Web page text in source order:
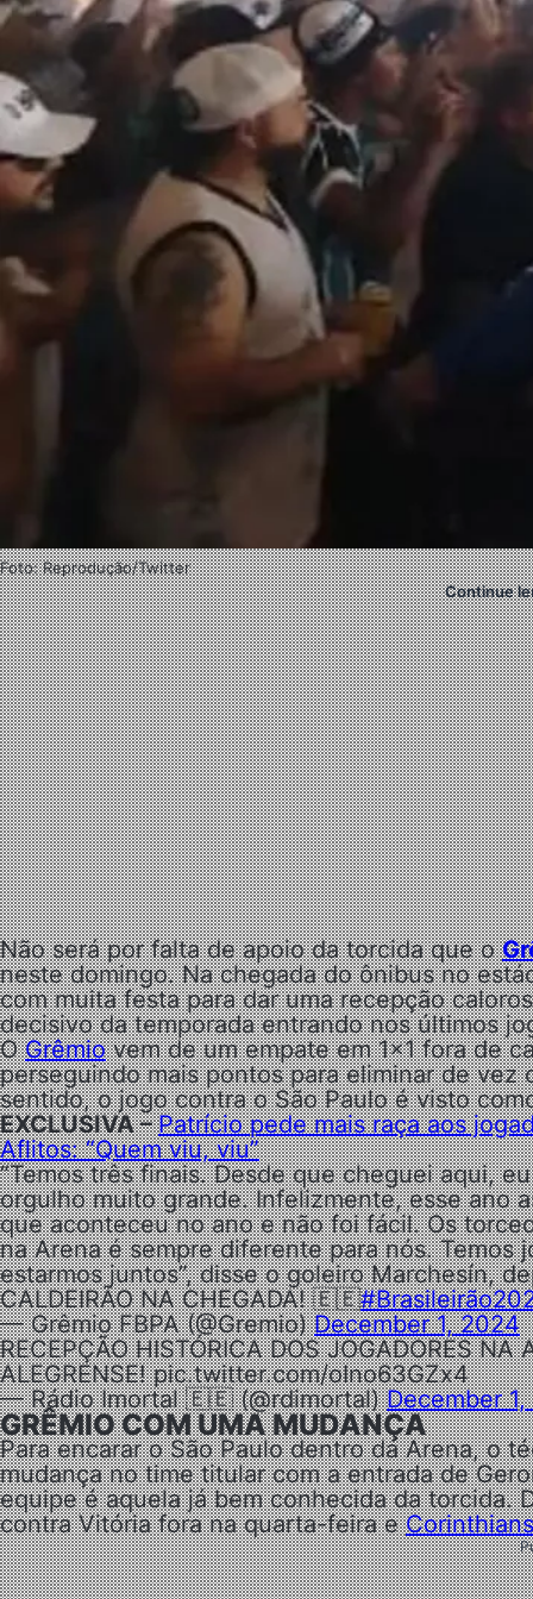
Foto: Reprodução/Twitter
Continue
Não será por falta de apoio da torcida que o
neste domingo. Na chegada do ônibus no
com muita festa para dar uma recepção
decisivo da temporada entrando nos últimos
OGrêmiovem de um empate em 1×1 fora de
perseguindo mais pontos para eliminar de
sentido, o jogo contra o São Paulo é visto
EXCLUSIVA –Patrício pede mais raça aos
Aflitos: “Quem viu, viu”
“Temos três finais. Desde que cheguei aqui,
orgulho muito grande. Infelizmente, esse ano
que aconteceu no ano e não foi fácil. Os
na Arena é sempre diferente para nós.
estarmos juntos”, disse o goleiro Marchesín,
CALDEIRÃO NA CHEGADA! 🇪🇪
— Grêmio FBPA (@Gremio)December 1, 2024
RECEPÇÃO HISTÓRICA DOS JOGADORES NA
ALEGRENSE! pic.twitter.com/oIno63GZx4
— Rádio Imortal 🇪🇪 (@rdimortal)December
GRÊMIO COM UMA MUDANÇA
Para encarar o São Paulo dentro da Arena, o
mudança no time titular com a entrada de
equipe é aquela já bem conhecida da torcida.
contra Vitória fora na quarta-feira eCorinthians